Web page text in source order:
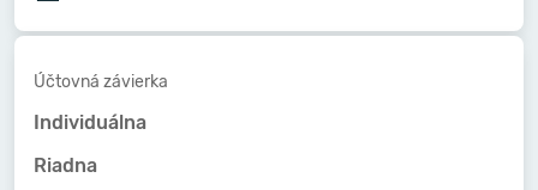
Účtovná závierka
Individuálna
Riadna